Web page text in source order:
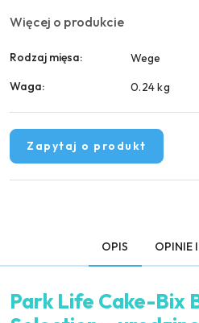
Więcej o produkcie
Rodzaj mięsa:
Wege
Waga:
0.24 kg
Zapytaj o produkt
OPIS OPINIE
Park Life Cake-Bix